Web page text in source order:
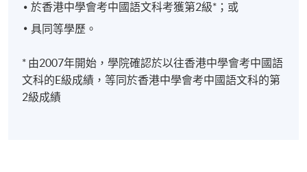
於香港中學會考中國語文科考獲第2級*；或
具同等學歷。
* 由2007年開始，學院確認於以往香港中學會考中國語
文科的E級成績，等同於香港中學會考中國語文科的第
2級成績